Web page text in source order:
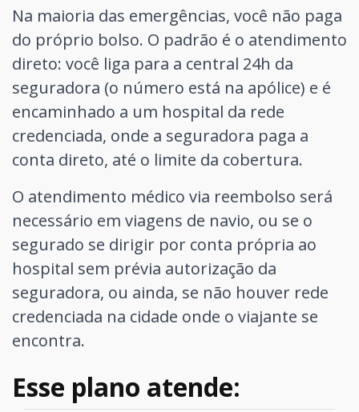
Na maioria das emergências, você não paga
do próprio bolso. O padrão é o atendimento
direto: você liga para a central 24h da
seguradora (o número está na apólice) e é
encaminhado a um hospital da rede
credenciada, onde a seguradora paga a
conta direto, até o limite da cobertura.
O atendimento médico via reembolso será
necessário em viagens de navio, ou se o
segurado se dirigir por conta própria ao
hospital sem prévia autorização da
seguradora, ou ainda, se não houver rede
credenciada na cidade onde o viajante se
encontra.
Esse plano atende: